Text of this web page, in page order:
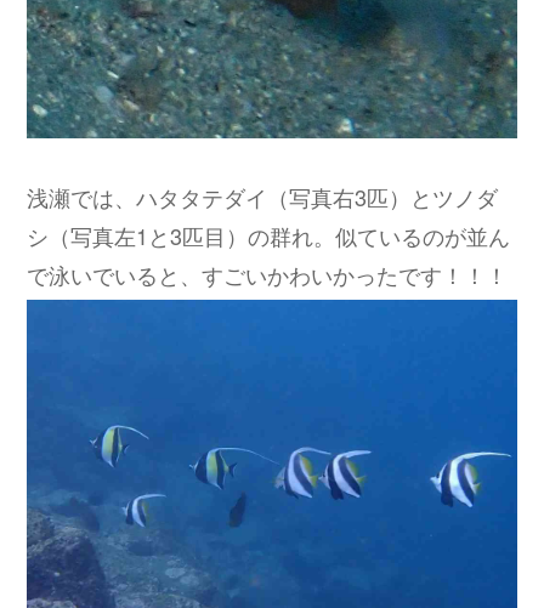
浅瀬では、ハタタテダイ（写真右3匹）とツノダ
シ（写真左1と3匹目）の群れ。似ているのが並ん
で泳いでいると、すごいかわいかったです！！！